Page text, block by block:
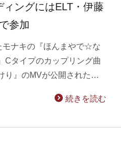
ングにはELT・伊藤
参加
モナキの『ほんまやで☆な
タイプのカップリング曲
り』のMVが公開された…
続きを読む